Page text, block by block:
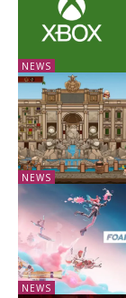
NEWS
NEWS
NEWS